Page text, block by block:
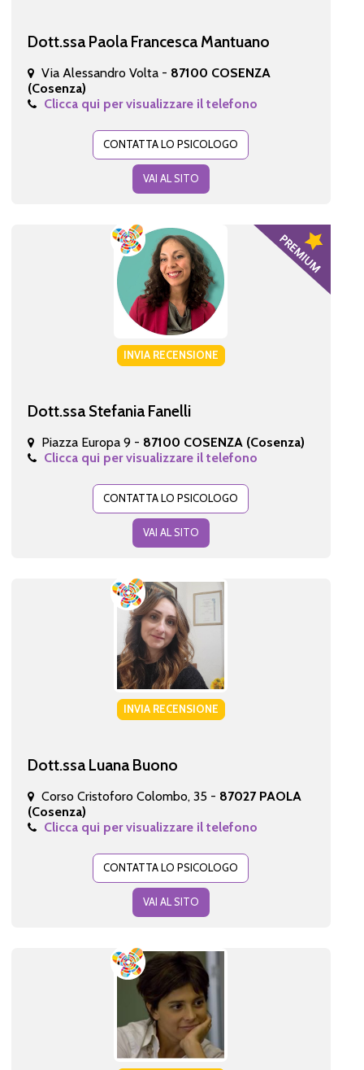
Dott.ssa Paola Francesca Mantuano
Via Alessandro Volta - 87100 COSENZA
(Cosenza)
Clicca qui per visualizzare il telefono
CONTATTA LO PSICOLOGO
VAI AL SITO
INVIA RECENSIONE
Dott.ssa Stefania Fanelli
Piazza Europa 9 - 87100 COSENZA (Cosenza)
Clicca qui per visualizzare il telefono
CONTATTA LO PSICOLOGO
VAI AL SITO
INVIA RECENSIONE
Dott.ssa Luana Buono
Corso Cristoforo Colombo, 35 - 87027 PAOLA
(Cosenza)
Clicca qui per visualizzare il telefono
CONTATTA LO PSICOLOGO
VAI AL SITO